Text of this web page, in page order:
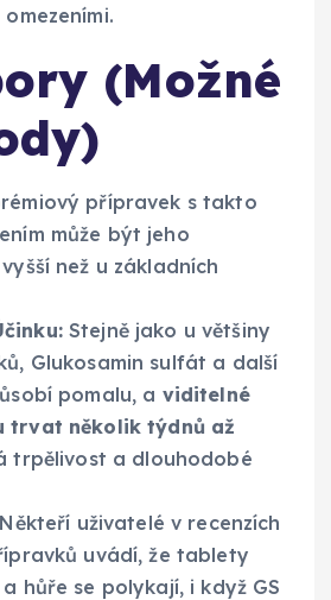
(Možné
přípravek s takto
může být jeho
než u základních
Stejně jako u většiny
Glukosamin sulfát a další
pomalu, a viditelné
trvat několik týdnů až
trpělivost a dlouhodobé
Někteří uživatelé v recenzích
uvádí, že tablety
hůře se polykají, i když GS